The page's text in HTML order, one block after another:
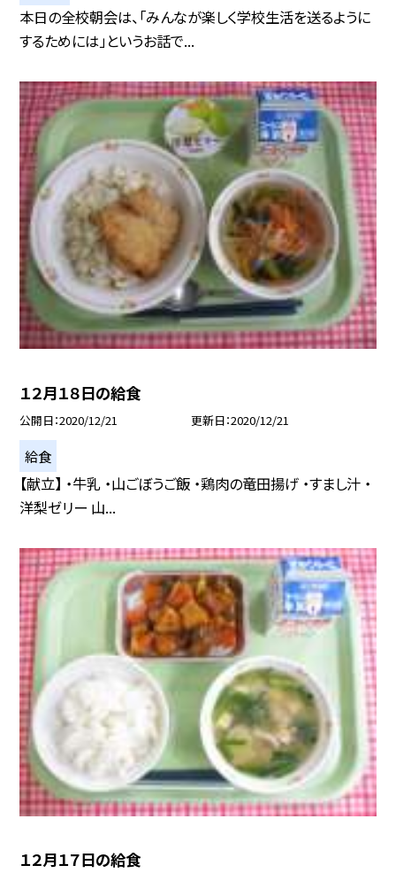
本日の全校朝会は、「みんなが楽しく学校生活を送るように
するためには」というお話で...
１２月１８日の給食
公開日 2020/12/21 更新日 2020/12/21
給食
【献立】 ・牛乳 ・山ごぼうご飯 ・鶏肉の竜田揚げ ・すまし汁 ・
洋梨ゼリー 山...
１２月１７日の給食